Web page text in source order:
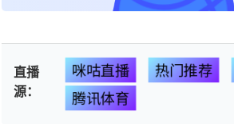
直播
源：
咪咕直播 热门推荐
腾讯体育